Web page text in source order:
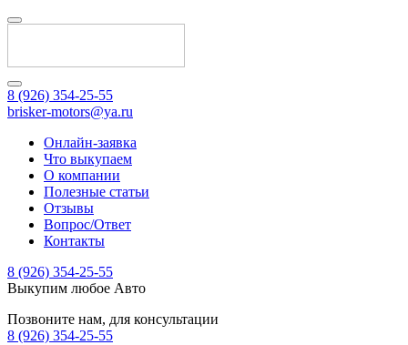
8 (926) 354-25-55
brisker-motors@ya.ru
Онлайн-заявка
Что выкупаем
О компании
Полезные статьи
Отзывы
Вопрос/Ответ
Контакты
8 (926) 354-25-55
Выкупим любое Авто
Позвоните нам, для консультации
8 (926) 354-25-55